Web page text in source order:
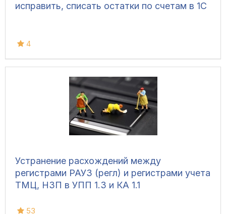
исправить, списать остатки по счетам в 1С
4
Устранение расхождений между
регистрами РАУЗ (регл) и регистрами учета
ТМЦ, НЗП в УПП 1.3 и КА 1.1
53